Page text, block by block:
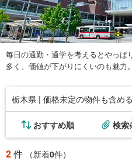
毎日の通勤・通学を考えるとやっぱ
多く、価値が下がりにくいのも魅力。
栃木県 | 価格未定の物件も含める
おすすめ順 検索
2件 （新着0件）